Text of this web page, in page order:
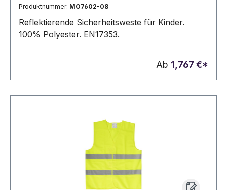
Produktnummer: MO7602-08
Reflektierende Sicherheitsweste für Kinder.
100% Polyester. EN17353.
Ab 1,767 €*